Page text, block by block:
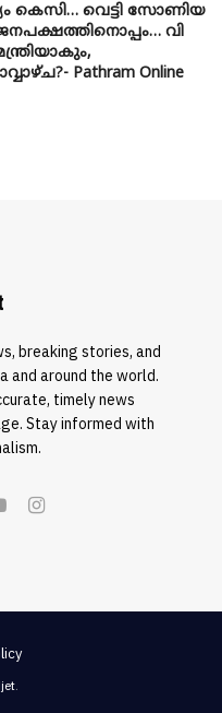
കെസി… വെട്ടി സോണിയ
വി
Pathram Online
breaking stories, and
and around the world.
timely news
Stay informed with